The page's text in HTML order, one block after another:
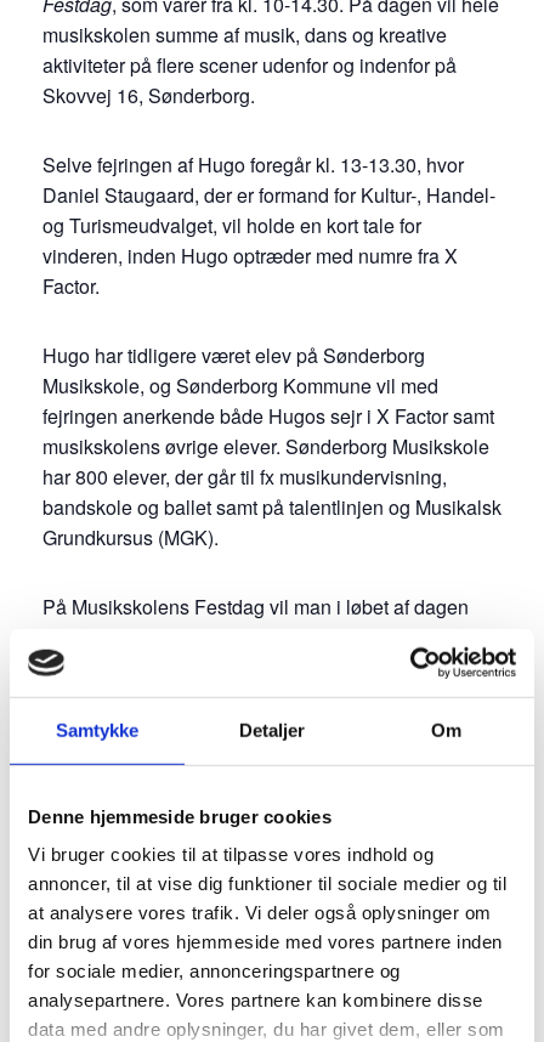
Samtykke Detaljer Om
Denne hjemmeside bruger cookies
Vi bruger cookies til at tilpasse vores indhold og
annoncer, til at vise dig funktioner til sociale medier og til
at analysere vores trafik. Vi deler også oplysninger om
din brug af vores hjemmeside med vores partnere inden
for sociale medier, annonceringspartnere og
analysepartnere. Vores partnere kan kombinere disse
data med andre oplysninger, du har givet dem, eller som
musikskolen summe af musik, dans og kreative
aktiviteter på flere scener udenfor og indenfor på
Skovvej 16, Sønderborg.
Selve fejringen af Hugo foregår kl. 13-13.30, hvor
Daniel Staugaard, der er formand for Kultur-, Handel-
og Turismeudvalget, vil holde en kort tale for
vinderen, inden Hugo optræder med numre fra X
Factor.
Hugo har tidligere været elev på Sønderborg
Musikskole, og Sønderborg Kommune vil med
fejringen anerkende både Hugos sejr i X Factor samt
musikskolens øvrige elever. Sønderborg Musikskole
har 800 elever, der går til fx musikundervisning,
bandskole og ballet samt på talentlinjen og Musikalsk
Grundkursus (MGK).
På Musikskolens Festdag vil man i løbet af dagen
ensembler, deltage i billedskole-værksted og prøve
hoppeborg. Der er også salg af pølser og drikkevarer.
Der er fri entré, og Sønderborg Kommune opfordrer
alle til at komme og fejre Hugo samt opleve
Fejring af ballettalenter
På Musikskolens Festdag vil to elever fra
Sønderjyllands Danseakademi, som hører under
Sønderborg Musikskole, også blive fejret. Det er
Nelly Viktoria Mannherz og Sebastian Hellesøe, der